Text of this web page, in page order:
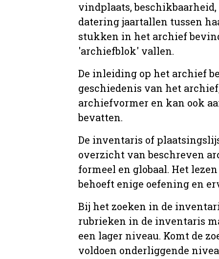
vindplaats,
datering jaartallen tussen
stukken in het archief
'archiefblok' vallen.
De inleiding op het archief
geschiedenis van het
archiefvormer en kan ook
bevatten.
De inventaris of
overzicht van beschreven
formeel en globaal. Het
behoeft enige oefening en
Bij het zoeken in de
rubrieken in de inventaris
een lager niveau. Komt de
voldoen onderliggende